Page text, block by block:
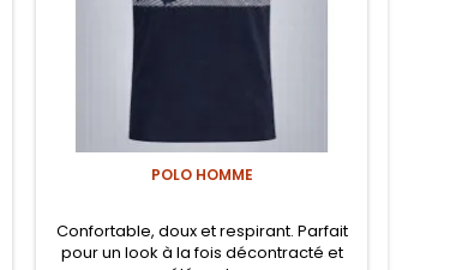
POLO HOMME
Confortable, doux et respirant. Parfait
pour un look à la fois décontracté et